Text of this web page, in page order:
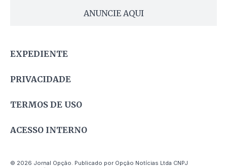
ANUNCIE AQUI
EXPEDIENTE
PRIVACIDADE
TERMOS DE USO
ACESSO INTERNO
© 2026 Jornal Opção. Publicado por Opção Notícias Ltda CNPJ